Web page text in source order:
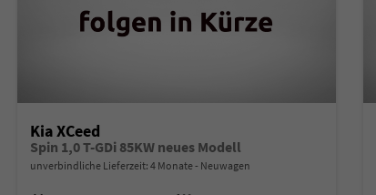
Kia XCeed
Spin 1,0 T-GDi 85KW neues Modell
unverbindliche Lieferzeit: 4 Monate Neuwagen